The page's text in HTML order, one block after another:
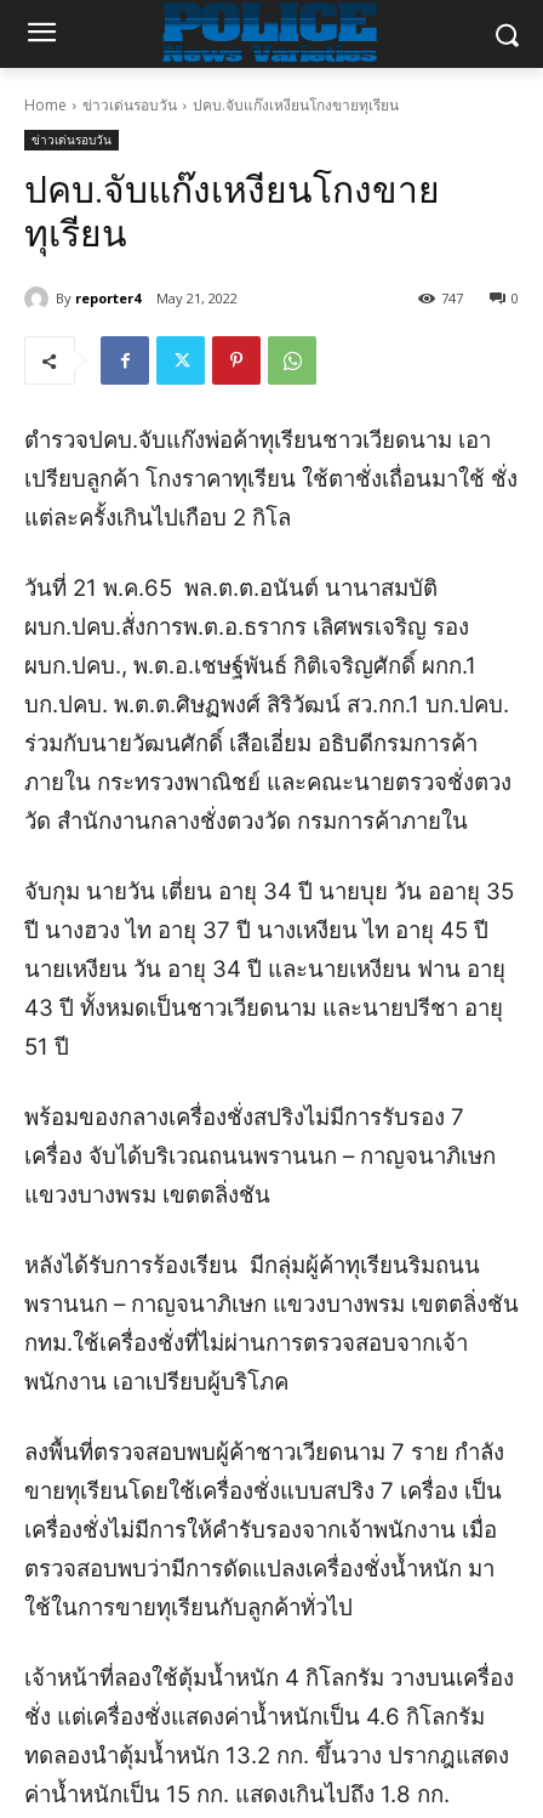
Home ข่าวเด่นรอบวัน ปคบ.จับแก๊งเหงียนโกงขายทุเรียน
ข่าวเด่นรอบวัน
ปคบ.จับแก๊งเหงียนโกงขาย
ทุเรียน
By reporter4 May 21, 2022 0
747
ตำรวจปคบ.จับแก๊งพ่อค้าทุเรียนชาวเวียดนาม เอา
เปรียบลูกค้า โกงราคาทุเรียน ใช้ตาชั่งเถื่อนมาใช้ ชั่ง
แต่ละครั้งเกินไปเกือบ 2 กิโล
วันที่ 21 พ.ค.65 พล.ต.ต.อนันต์ นานาสมบัติ
ผบก.ปคบ.สั่งการพ.ต.อ.ธรากร เลิศพรเจริญ รอง
ผบก.ปคบ., พ.ต.อ.เชษฐ์พันธ์ กิติเจริญศักดิ์ ผกก.1
บก.ปคบ. พ.ต.ต.ศิษฏพงศ์ สิริวัฒน์ สว.กก.1 บก.ปคบ.
ร่วมกับนายวัฒนศักดิ์ เสือเอี่ยม อธิบดีกรมการค้า
ภายใน กระทรวงพาณิชย์ และคณะนายตรวจชั่งตวง
วัด สำนักงานกลางชั่งตวงวัด กรมการค้าภายใน
จับกุม นายวัน เตี่ยน อายุ 34 ปี นายบุย วัน ออายุ 35
ปี นางฮวง ไท อายุ 37 ปี นางเหงียน ไท อายุ 45 ปี
นายเหงียน วัน อายุ 34 ปี และนายเหงียน ฟาน อายุ
43 ปี ทั้งหมดเป็นชาวเวียดนาม และนายปรีชา อายุ
51 ปี
พร้อมของกลางเครื่องชั่งสปริงไม่มีการรับรอง 7
เครื่อง จับได้บริเวณถนนพรานนก – กาญจนาภิเษก
แขวงบางพรม เขตตลิ่งชัน
หลังได้รับการร้องเรียน มีกลุ่มผู้ค้าทุเรียนริมถนน
พรานนก – กาญจนาภิเษก แขวงบางพรม เขตตลิ่งชัน
กทม.ใช้เครื่องชั่งที่ไม่ผ่านการตรวจสอบจากเจ้า
พนักงาน เอาเปรียบผู้บริโภค
ลงพื้นที่ตรวจสอบพบผู้ค้าชาวเวียดนาม 7 ราย กำลัง
ขายทุเรียนโดยใช้เครื่องชั่งแบบสปริง 7 เครื่อง เป็น
เครื่องชั่งไม่มีการให้คำรับรองจากเจ้าพนักงาน เมื่อ
ตรวจสอบพบว่ามีการดัดแปลงเครื่องชั่งน้ำหนัก มา
ใช้ในการขายทุเรียนกับลูกค้าทั่วไป
เจ้าหน้าที่ลองใช้ตุ้มน้ำหนัก 4 กิโลกรัม วางบนเครื่อง
ชั่ง แต่เครื่องชั่งแสดงค่าน้ำหนักเป็น 4.6 กิโลกรัม
ทดลองนำตุ้มน้ำหนัก 13.2 กก. ขึ้นวาง ปรากฎแสดง
ค่าน้ำหนักเป็น 15 กก. แสดงเกินไปถึง 1.8 กก.